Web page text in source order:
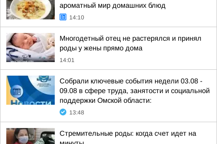
ароматный мир домашних блюд
14:10
Многодетный отец не растерялся и принял
роды у жены прямо дома
14:01
Собрали ключевые события недели 03.08 -
09.08 в сфере труда, занятости и социальной
поддержки Омской области:
13:48
Стремительные роды: когда счет идет на